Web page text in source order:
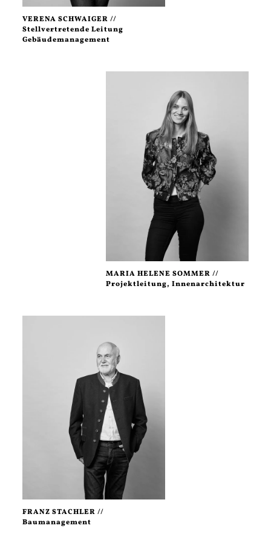
VERENA SCHWAIGER //
Stellvertretende Leitung
Gebäudemanagement
MARIA HELENE SOMMER //
Projektleitung, Innenarchitektur
FRANZ STACHLER //
Baumanagement